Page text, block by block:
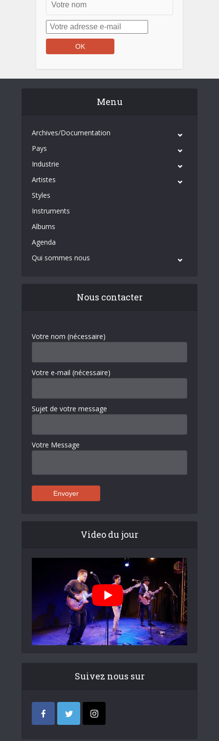
Menu
Archives/Documentation
Pays
Industrie
Artistes
Styles
Instruments
Albums
Agenda
Qui sommes nous
Nous contacter
Votre nom (nécessaire)
Votre e-mail (nécessaire)
Sujet de votre message
Votre Message
Video du jour
Suivez nous sur